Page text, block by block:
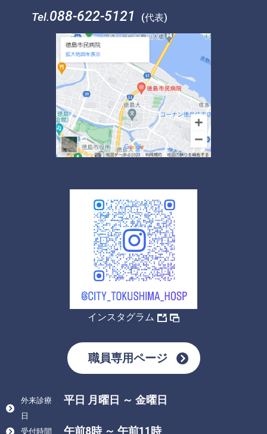
Tel.088-622-5121 (代表)
インスタグラム
職員専用ページ
外来診療
日
平日 月曜日 ～ 金曜日
受付時間 午前8時 ～ 午前11時